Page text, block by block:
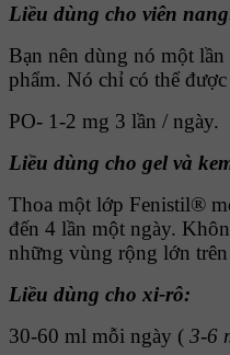
Liều dùng cho viên
Bạn nên dùng nó một
phẩm. Nó chỉ có thể
PO- 1-2 mg 3 lần / ngày.
Liều dùng cho gel và
Thoa một lớp Fenistil®
đến 4 lần một ngày.
những vùng rộng lớn trên
Liều dùng cho xi-rô:
30-60 ml mỗi ngày ( 3-6